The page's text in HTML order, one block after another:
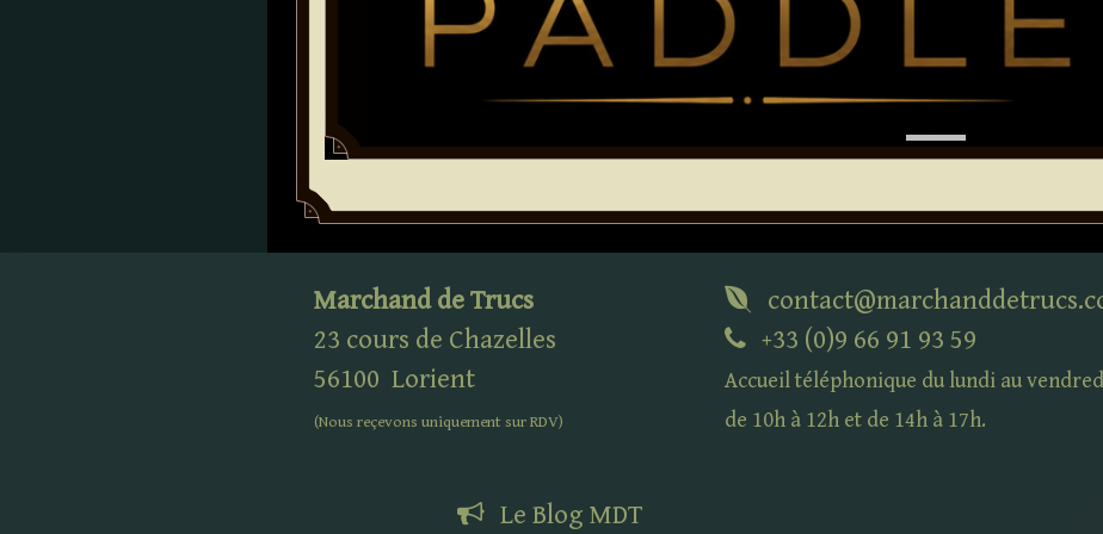
Marchand de Trucs
23 cours de Chazelles
56100 Lorient
(Nous reçevons uniquement surRDV)
+33 (0)9 66 91 93 59
Accueil téléphonique du lundi au
de 10h à 12h et de 14h à 17h.
Le Blog MDT